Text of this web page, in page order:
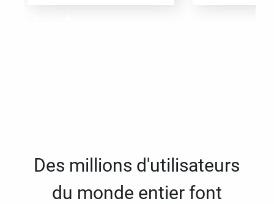
Des millions d'utilisateurs
du monde entier font